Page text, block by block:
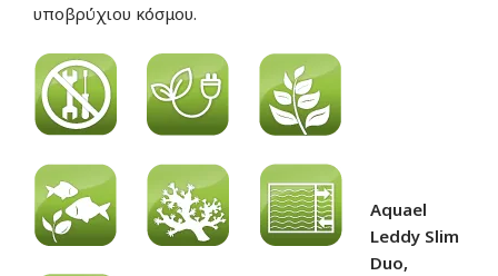
υποβρύχιου κόσμου.
Aquael
Leddy Slim
Duo,